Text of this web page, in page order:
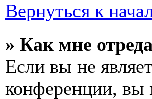
Вернуться к
» Как мне
Если вы не
конференции, вы